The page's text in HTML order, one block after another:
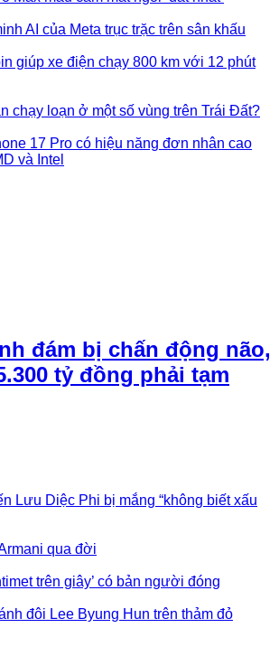
AI của Meta trục trặc trên sân khấu
giúp xe điện chạy 800 km với 12 phút
chạy loạn ở một số vùng trên Trái Đất?
17 Pro có hiệu năng đơn nhân cao
và Intel
đám bị chấn động não,
tỷ đồng phải tạm
Lưu Diệc Phi bị mắng “không biết xấu
qua đời
trên giây’ có bản người đóng
đôi Lee Byung Hun trên thảm đỏ